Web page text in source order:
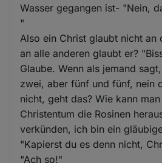
Wasser gegangen ist- "Nein,
"
Also ein Christ glaubt nicht an
an alle anderen glaubt er?
Glaube. Wenn als jemand
zwei, aber fünf und fünf, nein
nicht, geht das? Wie kann
Christentum die Rosinen
verkünden, ich bin ein
"Kapierst du es denn nicht,
"Ach so!"